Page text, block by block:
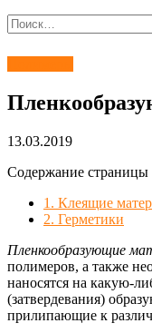
Найти:
13.03.2019
Содержание страницы
1. Клеящие
2. Герметики
Пленкообразующие
полимеров, а также
наносятся на какую-
(затвердевания)
прилипающие к